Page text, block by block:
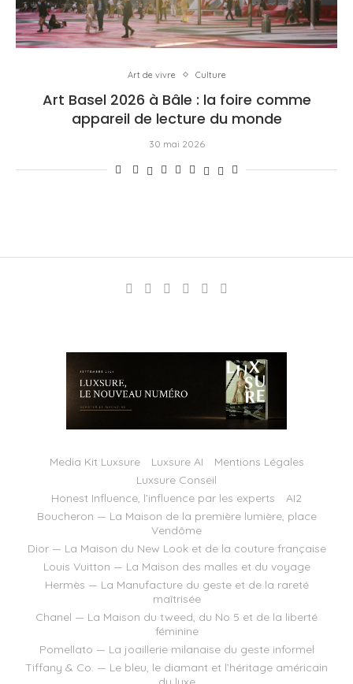
Art de vivre Culture
Art Basel 2026 à Bâle : la foire comme
appareil de lecture du monde
30 mai 2026
Media Kit Luxsure Luxsure AI
Mentions Légales
Luxsure Conseil
Honest Influence, l’influence par les experts
AI2
Boucheron — La Maison de la première lumière, place
Vendôme
Dior — La Maison du New Look et de la couture française
Louis Vuitton — La Maison des malles et du voyage
Hermès — La Manufacture du geste et de la rareté
maîtrisée
Chanel — La Maison du tweed, du No 5 et de la liberté
féminine
Pomellato — La joaillerie milanaise du geste informel
Tiffany & Co. — Le bleu, le diamant et l’héritage américain